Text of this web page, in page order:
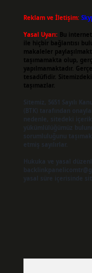
Reklam ve İletişim:
Yasal Uyarı: Bu
ile hiçbir bağlantısı
makaleler
taşımamakta olup,
yapılmamaktadır.
tesadüfidir.
taşımazlar.
Sitemiz, 5651 Sayılı
(BTK) tarafından
nedenle, sitedeki
yükümlülüğümüz
sorumluluğunu
etmiş sayılırlar.
Hukuka ve yasal
yasal süre içerisinde